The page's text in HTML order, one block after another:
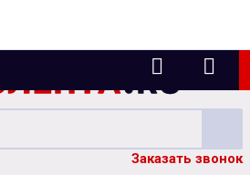
Заказать звонок